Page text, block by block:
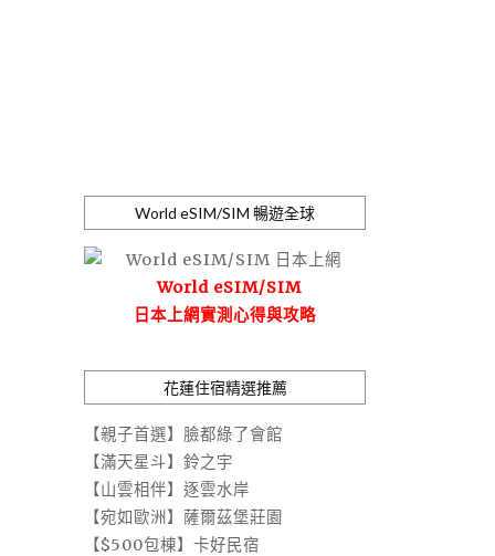
World eSIM/SIM 暢遊全球
World eSIM/SIM
日本上網實測心得與攻略
花蓮住宿精選推薦
【親子首選】臉都綠了會館
【滿天星斗】鈴之宇
【山雲相伴】逐雲水岸
【宛如歐洲】薩爾茲堡莊園
【$500包棟】卡好民宿